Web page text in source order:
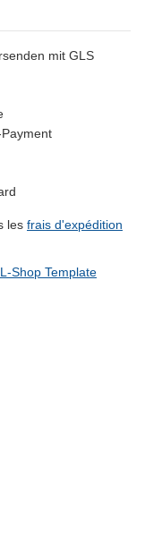
les frais d'expédition
Shop Template